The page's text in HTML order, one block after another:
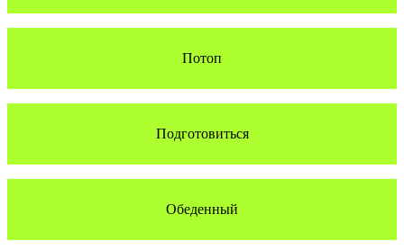
Потоп
Подготовиться
Обеденный